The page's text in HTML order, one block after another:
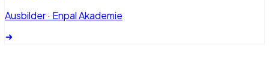
Ausbilder· Enpal Akademie